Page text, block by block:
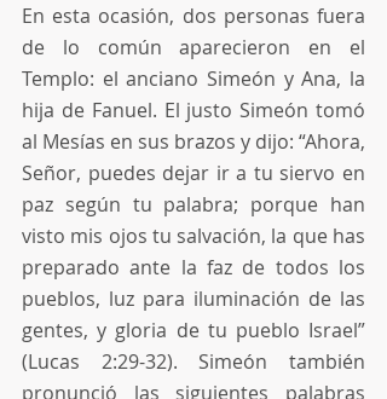
En esta ocasión, dos personas fuera
de lo común aparecieron en el
Templo: el anciano Simeón y Ana, la
hija de Fanuel. El justo Simeón tomó
al Mesías en sus brazos y dijo: “Ahora,
Señor, puedes dejar ir a tu siervo en
paz según tu palabra; porque han
visto mis ojos tu salvación, la que has
preparado ante la faz de todos los
pueblos, luz para iluminación de las
gentes, y gloria de tu pueblo Israel”
(Lucas 2:29-32). Simeón también
pronunció las siguientes palabras